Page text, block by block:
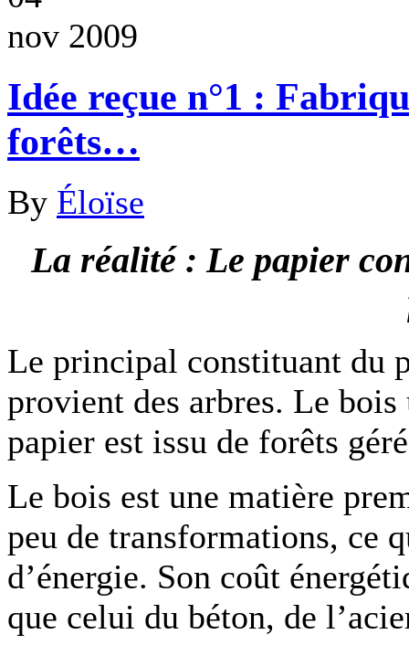
nov 2009
Idée reçue n°1 :
forêts…
By Éloïse
La réalité : Le papier
Le principal constituant du
provient des arbres. Le
papier est issu de forêts
Le bois est une matière
peu de transformations, ce
d’énergie. Son coût
que celui du béton, de